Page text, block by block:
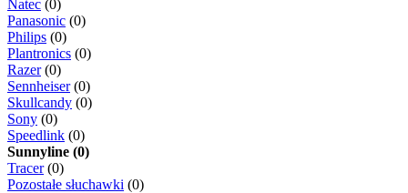
Natec (0)
Panasonic (0)
Philips (0)
Plantronics (0)
Razer(0)
Sennheiser(0)
Skullcandy (0)
Sony (0)
Speedlink (0)
Sunnyline (0)
Tracer(0)
Pozostałe słuchawki (0)